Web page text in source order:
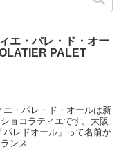
2011.06.19
エ・パレ・ド・オー
PALET
・パレ・ド・オールは新
ョコラティエです。大阪
レドオール」って名前か
ンス...